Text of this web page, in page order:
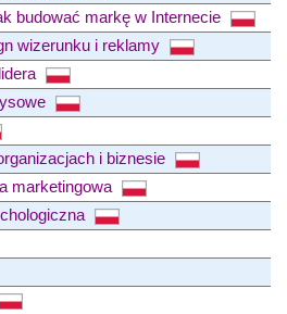
budować markę w Internecie
wizerunku i reklamy
i biznesie
marketingowa